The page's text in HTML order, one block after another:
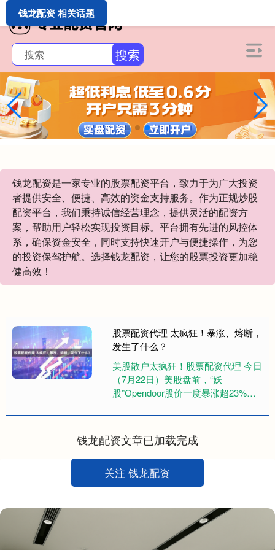
搜索
钱龙配资是一家专业的股票配资平台，致力于为广大投资
者提供安全、便捷、高效的资金支持服务。作为正规炒股
配资平台，我们秉持诚信经营理念，提供灵活的配资方
案，帮助用户轻松实现投资目标。平台拥有先进的风控体
系，确保资金安全，同时支持快速开户与便捷操作，为您
的投资保驾护航。选择钱龙配资，让您的股票投资更加稳
健高效！
钱龙配资 相关话题
股票配资代理 太疯狂！暴涨、熔断，
发生了什么？
美股散户太疯狂！股票配资代理 今日
（7月22日）美股盘前，“妖
股”Opendoor股价一度暴涨超23%，
120%，一度触及熔断，....
钱龙配资文章已加载完成
关注 钱龙配资